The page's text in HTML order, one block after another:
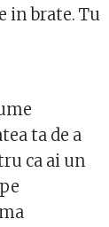
in brate. Tu
ta de a
ca ai un